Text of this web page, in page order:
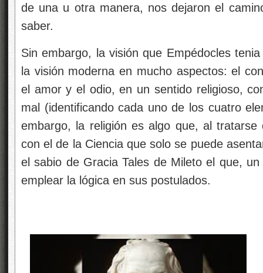
de una u otra manera, nos dejaron el
saber.
Sin embargo, la visión que Empédocles
la visión moderna en mucho aspectos: el
el amor y el odio, en un sentido religioso,
mal (identificando cada uno de los cuatro
embargo, la religión es algo que, al
con el de la Ciencia que solo se puede
el sabio de Gracia Tales de Mileto el que,
emplear la lógica en sus postulados.